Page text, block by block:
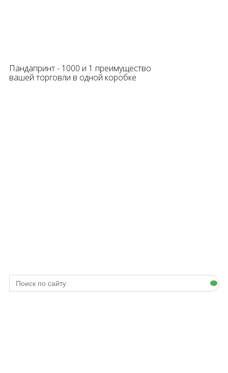
Пандапринт - 1000 и 1 преимущество
вашей торговли в одной коробке